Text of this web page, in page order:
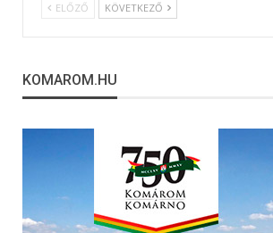
ELŐZŐ KÖVETKEZŐ
KOMAROM.HU